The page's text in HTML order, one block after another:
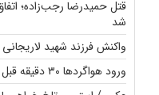
قتل حمیدرضا رجب‌زاده؛
شد
واکنش فرزند شهید
ورود هواگردها ۳۰ دقیقه قبل از حمله به بیت رهبری؟